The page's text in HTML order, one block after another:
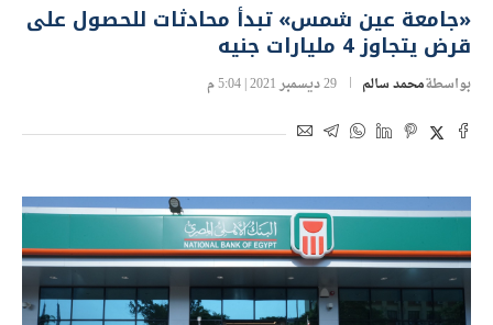
«جامعة عين شمس» تبدأ محادثات للحصول على
قرض يتجاوز 4 مليارات جنيه
بواسطةمحمد سالم 29 ديسمبر 2021 | 5:04 م